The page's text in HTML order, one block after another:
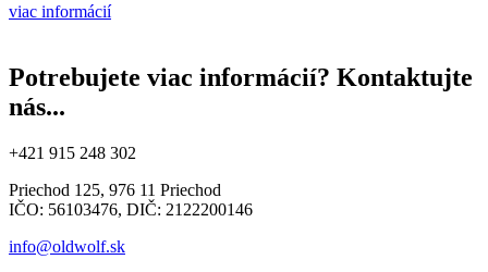
viac informácií
Potrebujete viac informácií? Kontaktujte
nás...
+421 915 248 302
Priechod 125, 976 11 Priechod
IČO: 56103476, DIČ: 2122200146
info@oldwolf.sk